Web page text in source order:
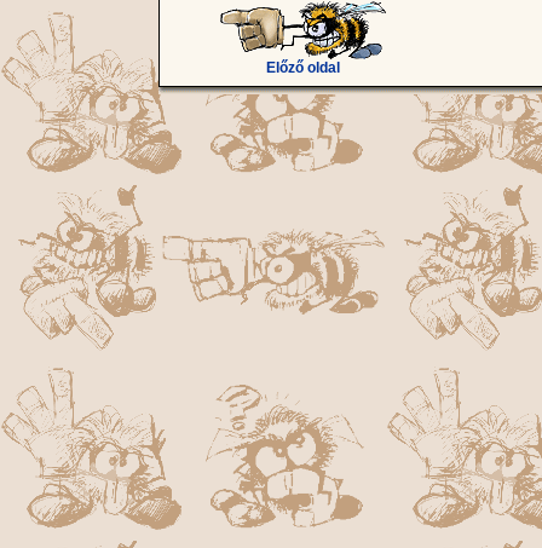
Előző oldal